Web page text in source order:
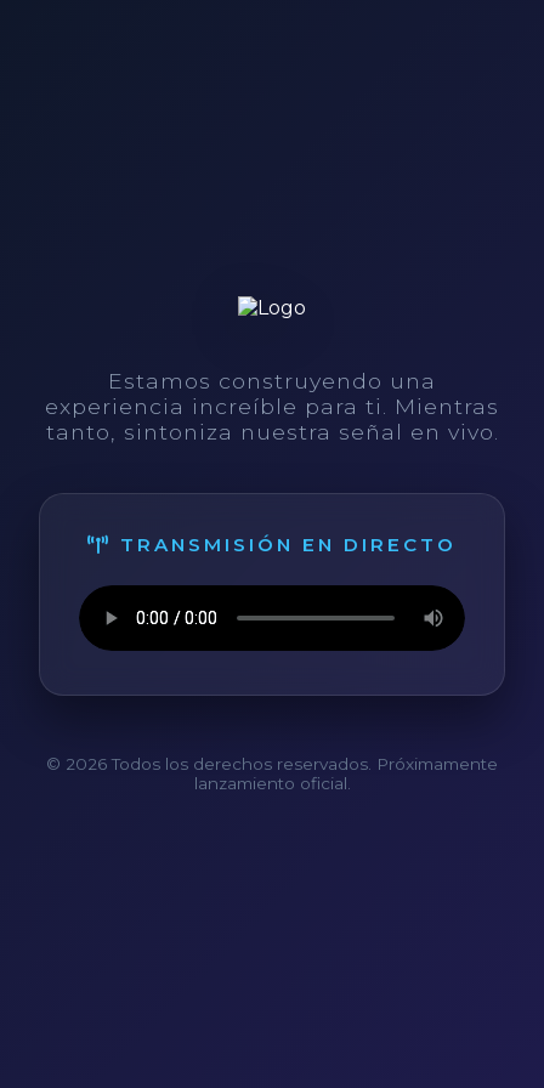
Estamos construyendo una
experiencia increíble para ti. Mientras
tanto, sintoniza nuestra señal en vivo.
TRANSMISIÓN EN DIRECTO
© 2026 Todos los derechos reservados. Próximamente
lanzamiento oficial.